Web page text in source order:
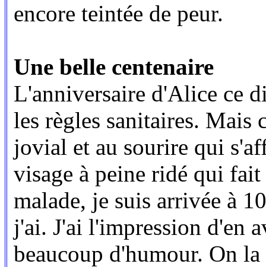
encore teintée de peur.
Une belle centenaire
L'anniversaire d'Alice ce
les règles sanitaires. Mais
jovial et au sourire qui
visage à peine ridé qui fait
malade, je suis arrivée à
j'ai. J'ai l'impression d'en
beaucoup d'humour. On